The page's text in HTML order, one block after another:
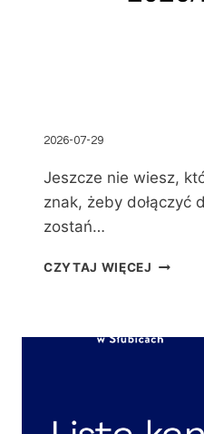
2026-07-29
Jeszcze nie wiesz,
znak, żeby dołączyć
zostań…
CZYTAJ WIĘCEJ